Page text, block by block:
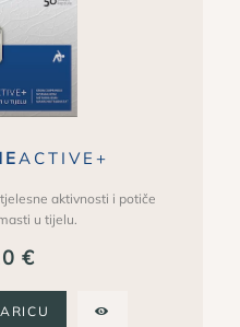
ACTIVE+
aktivnosti i potiče
u tijelu.
€